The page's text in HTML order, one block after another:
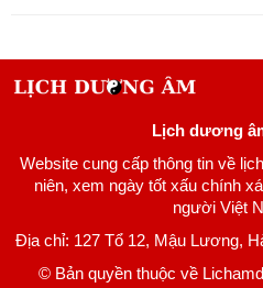
Lịch dương
Website cung cấp thông tin về
niên, xem ngày tốt xấu chính
người Việt
Địa chỉ: 127 Tổ 12, Mậu Lương,
© Bản quyền thuộc về